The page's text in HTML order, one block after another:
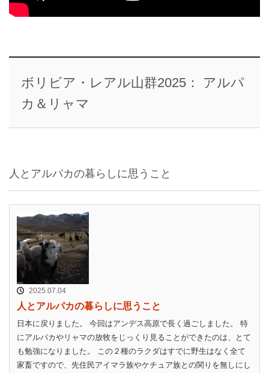
ボリビア・レアル山群2025： アルパ
カ＆リャマ
人とアルパカの暮らしに思うこと
2025.07.04
人とアルパカの暮らしに思うこと
日本に戻りました。 今回はアンデス高原で長く過ごしました。 特
にアルパカやリャマの放牧をじっくり見ることができたのは、とて
も勉強になりました。 この２種のラクダはすでに野生はなく全て
家畜ですので、先住民アイマラ族やケチュア族との関りを無しにし